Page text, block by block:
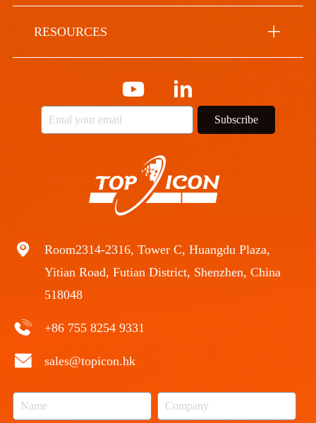
Room2314-2316, Tower C, Huangdu Plaza,
Yitian Road, Futian District, Shenzhen, China
518048
+86 755 8254 9331
sales@topicon.hk
RESOURCES
Subscribe